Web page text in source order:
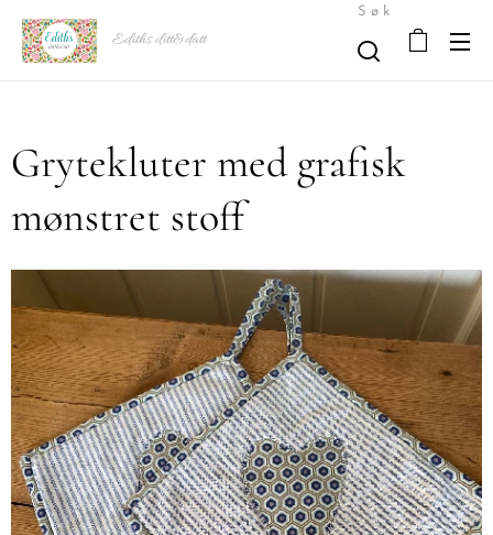
Ediths ditt&datt
Søk
Grytekluter med grafisk
mønstret stoff